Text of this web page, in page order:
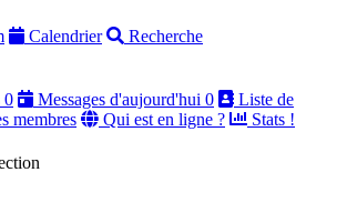
Calendrier Recherche
0 Messages d'aujourd'hui 0
Liste de
membres Qui est en ligne ? Stats !